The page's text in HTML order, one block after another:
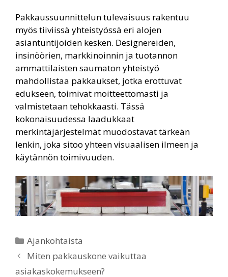
Pakkaussuunnittelun tulevaisuus rakentuu
myös tiiviissä yhteistyössä eri alojen
asiantuntijoiden kesken. Designereiden,
insinöörien, markkinoinnin ja tuotannon
ammattilaisten saumaton yhteistyö
mahdollistaa pakkaukset, jotka erottuvat
edukseen, toimivat moitteettomasti ja
valmistetaan tehokkaasti. Tässä
kokonaisuudessa laadukkaat
merkintäjärjestelmät muodostavat tärkeän
lenkin, joka sitoo yhteen visuaalisen ilmeen ja
käytännön toimivuuden.
Ajankohtaista
Miten pakkauskone vaikuttaa
asiakaskokemukseen?